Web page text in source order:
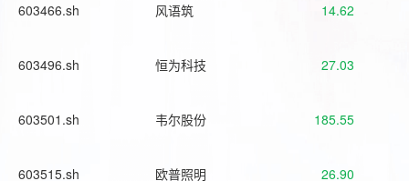
603466.sh 风语筑 14.62
603496.sh 恒为科技 27.03
603501.sh 韦尔股份 185.55
603515.sh 欧普照明 26.90